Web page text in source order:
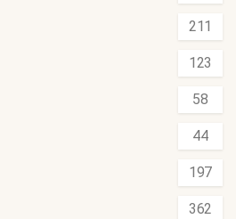
211
123
58
44
197
362